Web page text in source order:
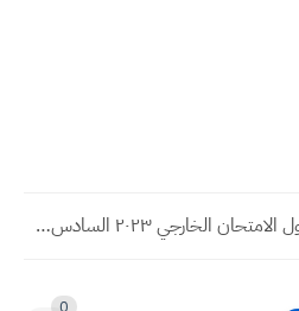
جدول الامتحان الخارجي ٢٠٢٣ السادس الادبي التمهيدي